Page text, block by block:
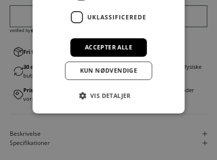
Fri fragt v. køb over 499,00 kr.│Levering 1-3 hverdage
30 dages fortrydelsesret│Byt eller returner gratis i en af vores fysiske
butikker
Prismatch
│Vi tilbyder landsdækkende prisgaranti. Læs mere under
vores FAQ
Beskrivelse
Specifikationer
UKLASSIFICEREDE
ACCEPTER ALLE
KUN NØDVENDIGE
VIS DETALJER